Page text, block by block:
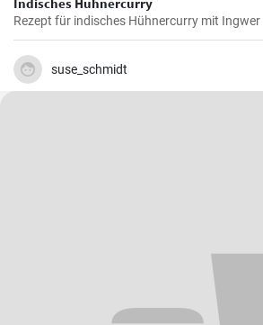
Indisches Hühnercurry
Rezept für indisches Hühnercurry mit
suse_schmidt